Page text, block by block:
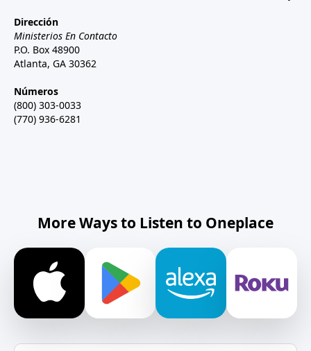
Dirección
Ministerios En Contacto
P.O. Box 48900
Atlanta, GA 30362
Números
(800) 303-0033
(770) 936-6281
More Ways to Listen to Oneplace